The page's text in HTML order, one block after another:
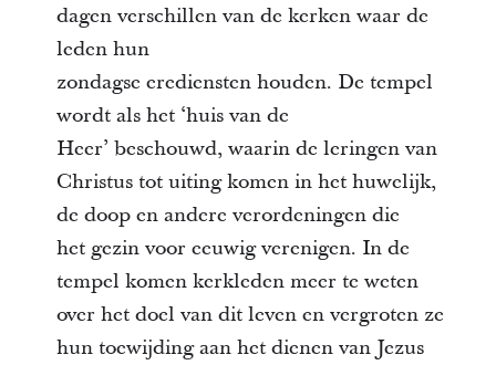
dagen verschillen van de kerken waar de
leden hun
zondagse erediensten houden. De tempel
wordt als het ‘huis van de
Heer’ beschouwd, waarin de leringen van
Christus tot uiting komen in het huwelijk,
de doop en andere verordeningen die
het gezin voor eeuwig verenigen. In de
tempel komen kerkleden meer te weten
over het doel van dit leven en vergroten ze
hun toewijding aan het dienen van Jezus